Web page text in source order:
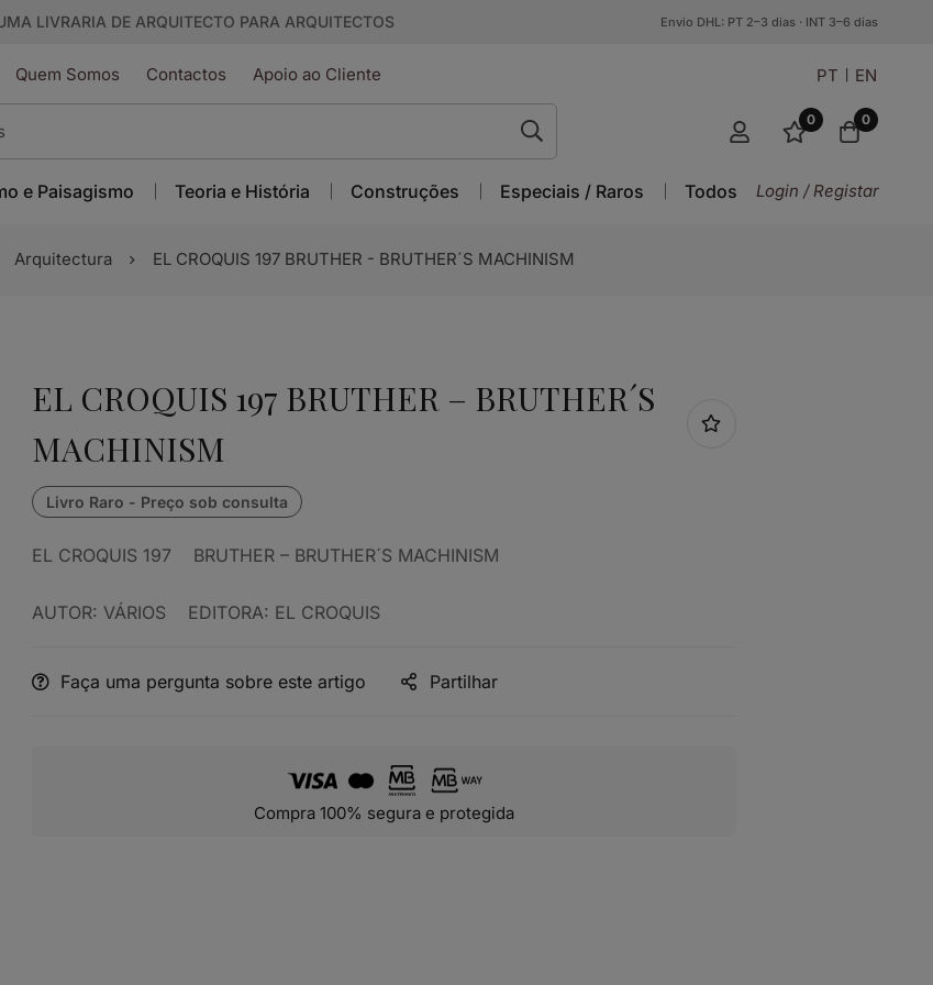
LIVRARIA DE ARQUITECTO PARA ARQUITECTOS Envio DHL: PT 2–3 dias · INT 3–6 dias
Quem Somos Contactos Apoio ao Cliente PT EN
0 0
e Paisagismo Teoria e História Construções Especiais / Raros Todos Login / Registar
Arquitectura EL CROQUIS 197 BRUTHER - BRUTHER´S MACHINISM
EL CROQUIS 197 BRUTHER – BRUTHER´S
MACHINISM
EL CROQUIS 197 BRUTHER – BRUTHER´S MACHINISM
AUTOR: VÁRIOS EDITORA: EL CROQUIS
Faça uma pergunta sobre este artigo Partilhar
Compra 100% segura e protegida